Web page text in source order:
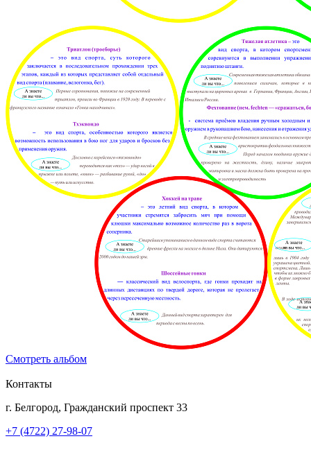
Смотреть альбом
Контакты
г. Белгород, Гражданский проспект 33
+7 (4722) 27-98-07